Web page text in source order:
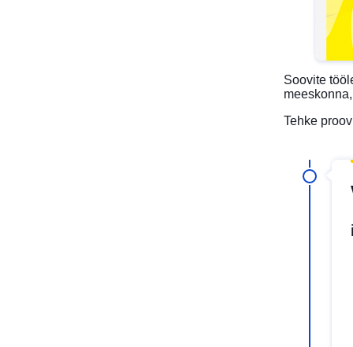
Soovite
Tehke